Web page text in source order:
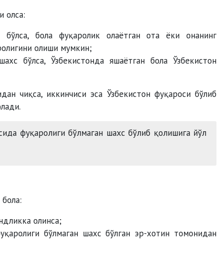
олса:
бола фуқаролик олаётган ота ёки онанинг
олиши мумкин;
бўлса, Ўзбекистонда яшаётган бола Ўзбекистон
чиқса, иккинчиси эса Ўзбекистон фуқароси бўлиб
фуқаролиги бўлмаган шахс бўлиб қолишига йўл
олинса;
бўлмаган шахс бўлган эр-хотин томонидан